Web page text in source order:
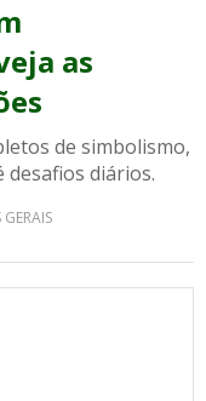
as
de simbolismo,
diários.